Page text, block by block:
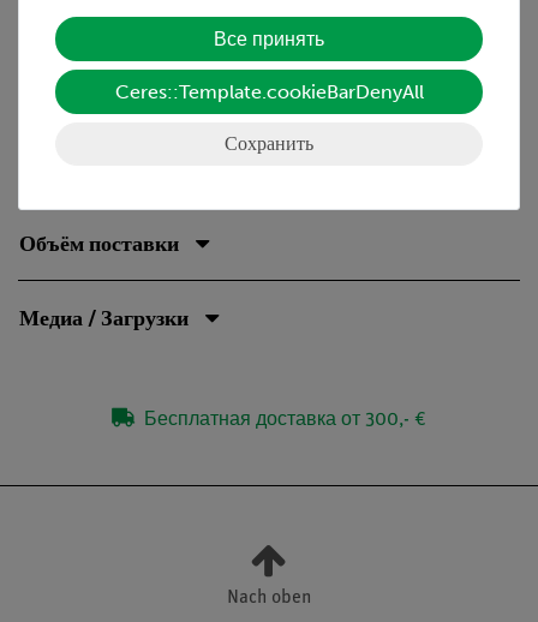
- Подробное пособие с теоретической и практической
частью и ключом определения качества воды
Объём поставки
Медиа / Загрузки
Бесплатная доставка от 300,- €
Nach oben
Все принять
Ceres::Template.cookieBarDenyAll
Сохранить